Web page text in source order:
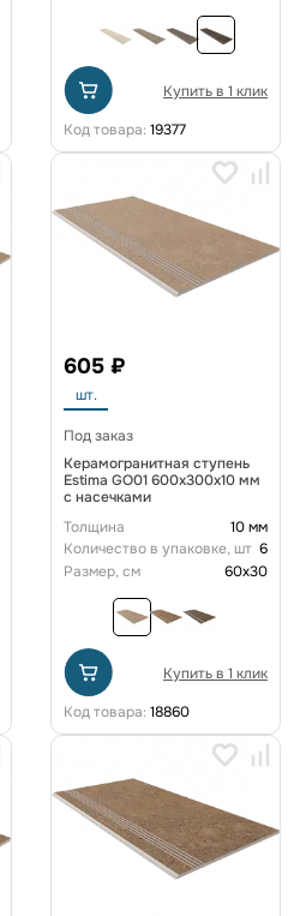
Купить в 1 клик
Код товара: 19377
605 ₽
шт.
Под заказ
Керамогранитная ступень
Estima GO01 600x300x10 мм
с насечками
Толщина
10 мм
Количество в упаковке, шт 6
Размер, см
60x30
Купить в 1 клик
Код товара: 18860